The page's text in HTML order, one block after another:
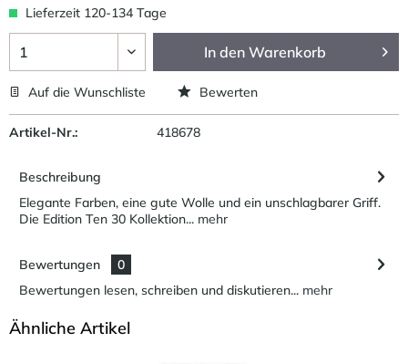
Lieferzeit 120-134 Tage
In den Warenkorb
Auf die Wunschliste Bewerten
Artikel-Nr.: 418678
Beschreibung
Elegante Farben, eine gute Wolle und ein unschlagbarer Griff.
Die Edition Ten 30 Kollektion... mehr
Bewertungen
0
Bewertungen lesen, schreiben und diskutieren... mehr
Ähnliche Artikel